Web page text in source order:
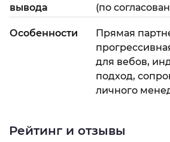
вывода
(по
Особенности
Прямая
для вебов,
подход,
личного
Рейтинг и отзывы